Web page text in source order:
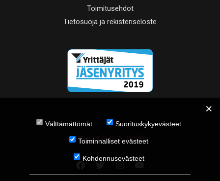
Toimitusehdot
Tietosuoja ja rekisteriseloste
Copyright © 2026 JH Tukku
Välttämättömät Suorituskykyevästeet
Toiminnalliset evästeet
Kohdennusevästeet